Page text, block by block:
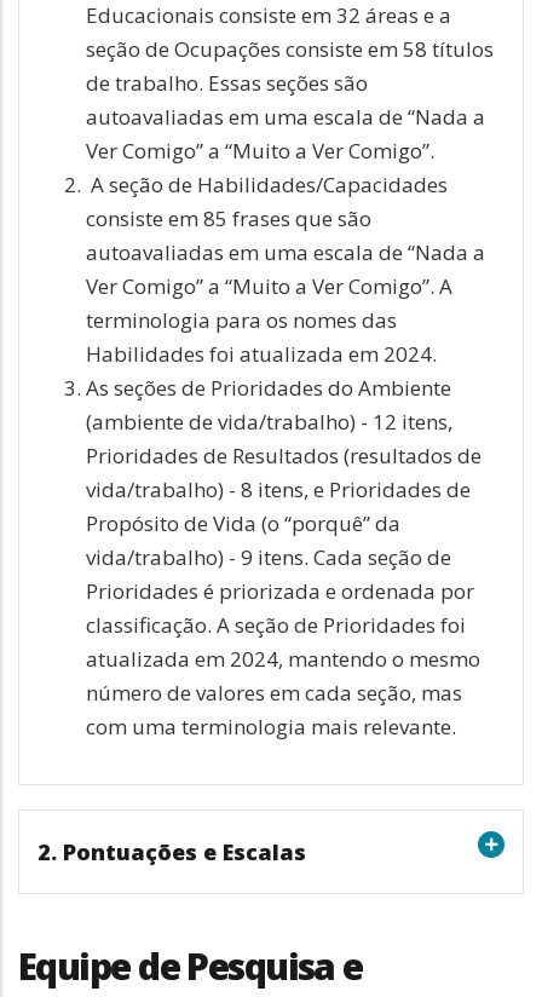
Educacionais consiste em 32 áreas e a
seção de Ocupações consiste em 58 títulos
de trabalho. Essas seções são
autoavaliadas em uma escala de “Nada a
Ver Comigo” a “Muito a Ver Comigo”.
A seção de Habilidades/Capacidades
consiste em 85 frases que são
autoavaliadas em uma escala de “Nada a
Ver Comigo” a “Muito a Ver Comigo”. A
terminologia para os nomes das
Habilidades foi atualizada em 2024.
As seções de Prioridades do Ambiente
(ambiente de vida/trabalho) - 12 itens,
Prioridades de Resultados (resultados de
vida/trabalho) - 8 itens, e Prioridades de
Propósito de Vida (o “porquê” da
vida/trabalho) - 9 itens. Cada seção de
Prioridades é priorizada e ordenada por
classificação. A seção de Prioridades foi
atualizada em 2024, mantendo o mesmo
número de valores em cada seção, mas
com uma terminologia mais relevante.
2. Pontuações e Escalas
Equipe de Pesquisa e